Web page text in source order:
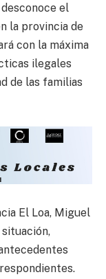
el
la provincia de
con la máxima
ilegales
de las familias
El Loa, Miguel